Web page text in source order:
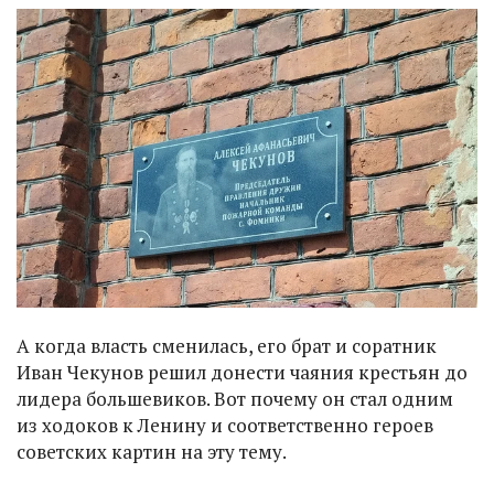
А когда власть сменилась, его брат и соратник
Иван Чекунов решил донести чаяния крестьян до
лидера большевиков. Вот почему он стал одним
из ходоков к Ленину и соответственно героев
советских картин на эту тему.